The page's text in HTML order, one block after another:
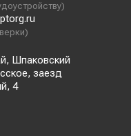
Шпаковский
заезд
4